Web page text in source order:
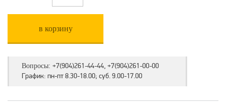
в корзину
Вопросы: +7(904)261-44-44, +7(904)261-00-00
График: пн-пт 8.30-18.00; суб. 9.00-17.00